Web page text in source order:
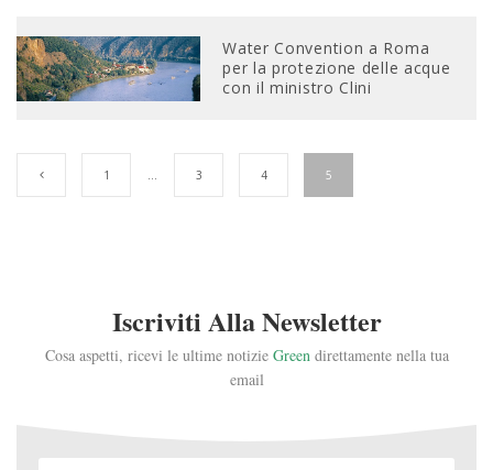
Water Convention a Roma
per la protezione delle acque
con il ministro Clini
1 … 3 4 5
Iscriviti Alla Newsletter
Cosa aspetti, ricevi le ultime notizie Greendirettamente nella tua
email